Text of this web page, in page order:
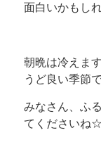
面白いかもし
朝晩は冷えま
うど良い季節で
みなさん、ふ
てくださいね☆